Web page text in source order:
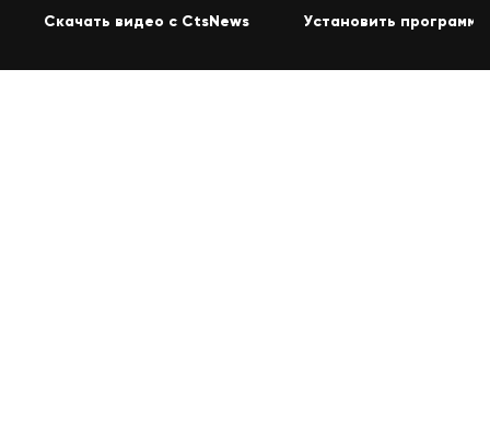
Скачать видео с CtsNews Установить программу